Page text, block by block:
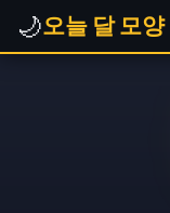
🌙오늘 달 모양